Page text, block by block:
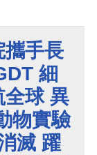
攜手長
細
全球 異
物實驗
滅 躍